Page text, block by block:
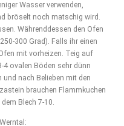
Wasser verwenden,
bröselt noch matschig wird.
Währenddessen den Ofen
300 Grad). Falls ihr einen
mit vorheizen. Teig auf
4 ovalen Böden sehr dünn
nach Belieben mit den
brauchen Flammkuchen
Blech 7-10.